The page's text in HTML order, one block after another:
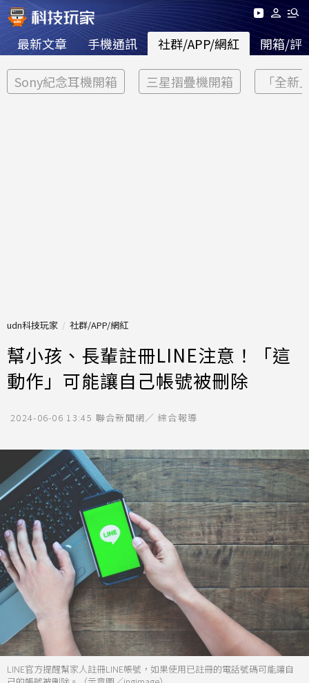
最新文章 手機通訊 社群/APP/網紅 開箱/評
Sony紀念耳機開箱 三星摺疊機開箱 「全新
udn科技玩家 社群/APP/網紅
幫小孩、長輩註冊LINE注意！「這
動作」可能讓自己帳號被刪除
2024-06-06 13:45 聯合新聞網／ 綜合報導
LINE官方提醒幫家人註冊LINE帳號，如果使用已註冊的電話號碼可能讓自